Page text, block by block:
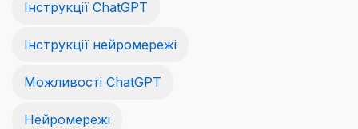
Інструкції ChatGPT
Інструкції нейромережі
Можливості ChatGPT
Нейромережі